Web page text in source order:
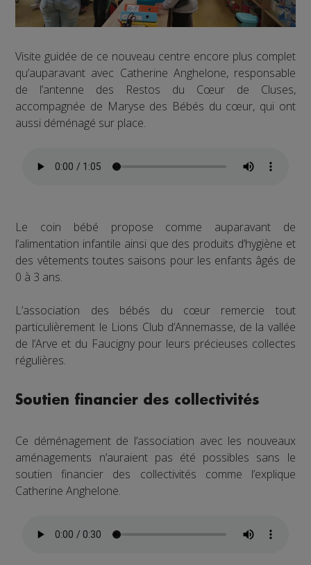
Visite guidée de ce nouveau centre encore plus complet
qu’auparavant avec Catherine Anghelone, responsable
de l’antenne des Restos du Cœur de Cluses,
accompagnée de Maryse des Bébés du cœur, qui ont
aussi déménagé sur place.
Le coin bébé propose comme auparavant de
l’alimentation infantile ainsi que des produits d’hygiène et
des vêtements toutes saisons pour les enfants âgés de
0 à 3 ans.
L’association des bébés du cœur remercie tout
particulièrement le Lions Club d’Annemasse, de la vallée
de l’Arve et du Faucigny pour leurs précieuses collectes
régulières.
Soutien financier des collectivités
Ce déménagement de l’association avec les nouveaux
aménagements n’auraient pas été possibles sans le
soutien financier des collectivités comme l’explique
Catherine Anghelone.